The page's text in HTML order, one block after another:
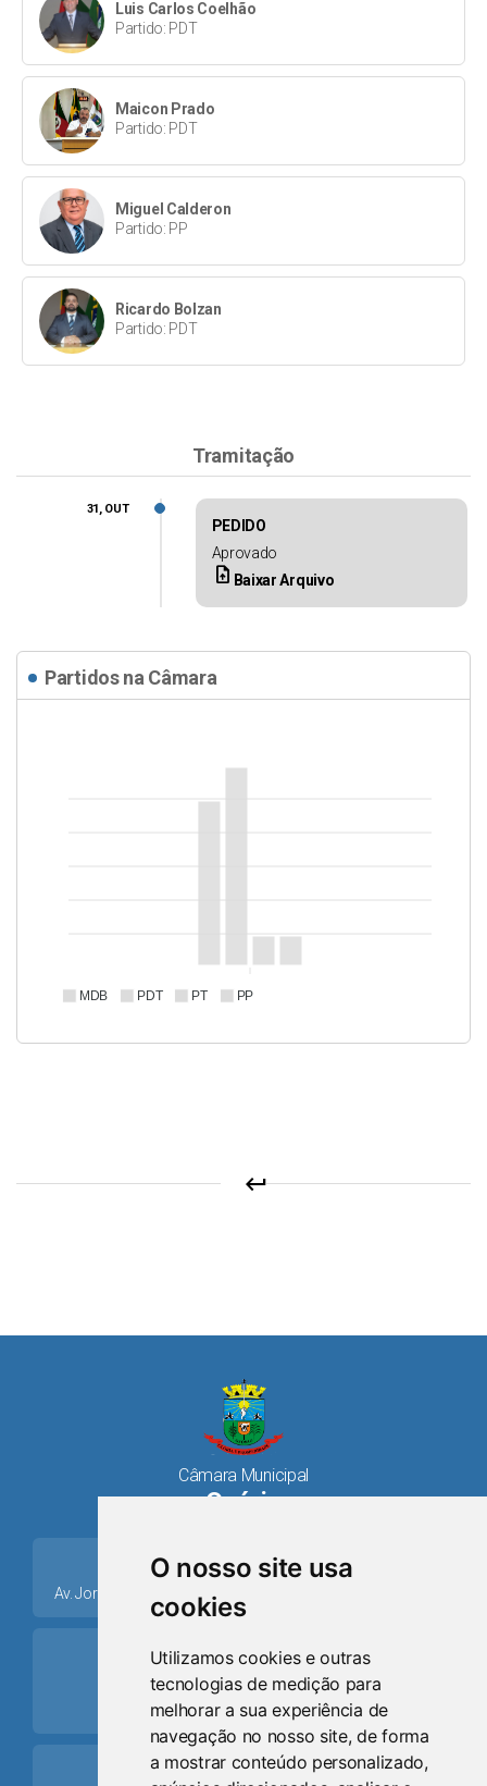
O nosso site usa
cookies
Utilizamos cookies e outras
tecnologias de medição para
melhorar a sua experiência de
navegação no nosso site, de forma
a mostrar conteúdo personalizado,
Luis Carlos Coelhão
Partido: PDT
Maicon Prado
Partido: PDT
Miguel Calderon
Partido: PP
Ricardo Bolzan
Partido: PDT
Tramitação
PEDIDO
Aprovado
upload_file Baixar Arquivo
31, OUT
Partidos na Câmara
MDB PDT PT PP
keyboard_return
Câmara Municipal
Osório
place
Av. Jorge Dariva, 1211, Centro CEP: 95520.000 - Osório/RS
ring_volume
Telefone
(51) 9 8024-0884
Schedule